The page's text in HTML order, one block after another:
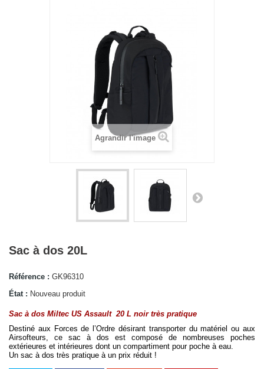
Agrandir l'image
Sac à dos 20L
Référence : GK96310
État : Nouveau produit
Sac à dos Miltec US Assault  20 L noir très pratique
Destiné aux Forces de l’Ordre désirant transporter du matériel ou aux
Airsofteurs, ce sac à dos est composé de nombreuses poches
extérieures et intérieures dont un compartiment pour poche à eau.
Un sac à dos très pratique à un prix réduit !